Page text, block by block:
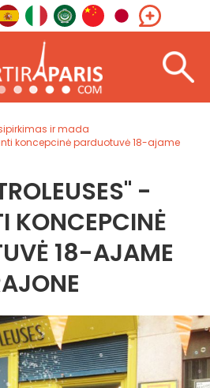
ir mada
koncepcinė parduotuvė 18-ajame
-
KONCEPCINĖ
18-AJAME